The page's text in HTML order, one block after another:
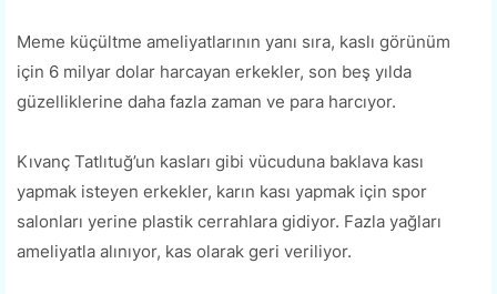
Meme küçültme ameliyatlarının yanı sıra, kaslı görünüm
için 6 milyar dolar harcayan erkekler, son beş yılda
güzelliklerine daha fazla zaman ve para harcıyor.
Kıvanç Tatlıtuğ’un kasları gibi vücuduna baklava kası
yapmak isteyen erkekler, karın kası yapmak için spor
salonları yerine plastik cerrahlara gidiyor. Fazla yağları
ameliyatla alınıyor, kas olarak geri veriliyor.